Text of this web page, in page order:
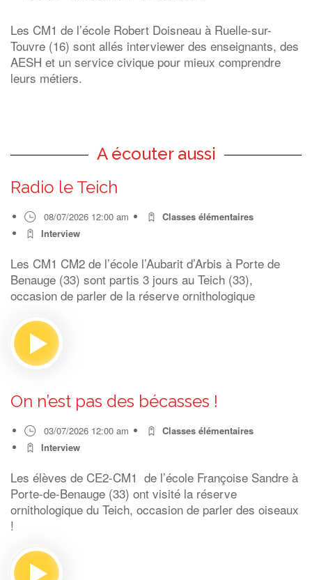
Les CM1 de l’école Robert Doisneau à Ruelle-sur-
Touvre (16) sont allés interviewer des enseignants, des
AESH et un service civique pour mieux comprendre
leurs métiers.
A écouter aussi
Radio le Teich
08/07/2026 12:00 am
Classes élémentaires
Interview
Les CM1 CM2 de l’école l’Aubarit d’Arbis à Porte de
Benauge (33) sont partis 3 jours au Teich (33),
occasion de parler de la réserve ornithologique
On n’est pas des bécasses !
03/07/2026 12:00 am
Classes élémentaires
Interview
Les élèves de CE2-CM1 de l’école Françoise Sandre à
Porte-de-Benauge (33) ont visité la réserve
ornithologique du Teich, occasion de parler des oiseaux
!